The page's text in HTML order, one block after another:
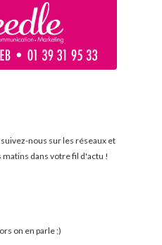
nous sur les réseaux et
dans votre fil d'actu !
on en parle ;)